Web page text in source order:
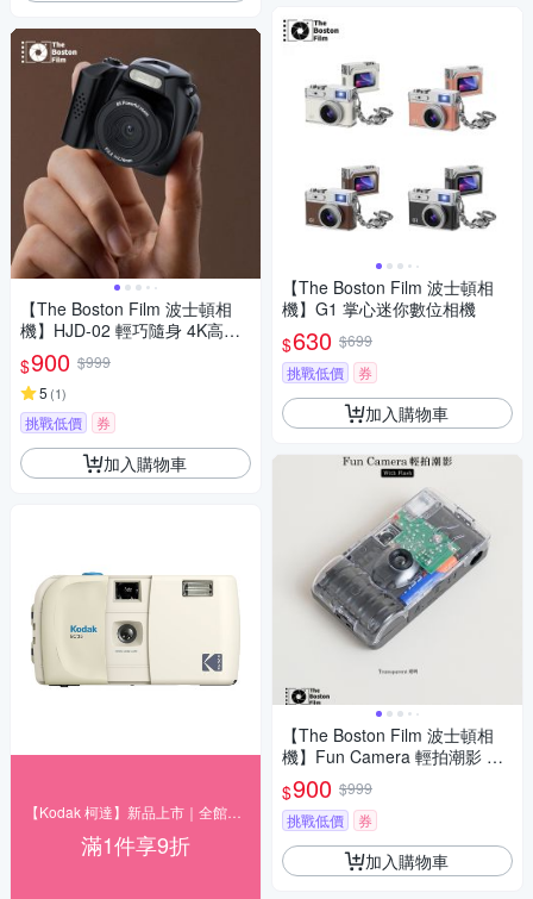
【The Boston Film 波士頓相
機】HJD-02 輕巧隨身 4K高畫
質迷你單眼數位相機
$900 $999
5 (1)
挑戰低價 券
加入購物車
滿1件享9折
【The Boston Film 波士頓相
機】G1 掌心迷你數位相機
$630 $699
挑戰低價
券
加入購物車
【The Boston Film 波士頓相
機】Fun Camera 輕拍潮影 一
次性帶閃光底片相機即可拍
$900 $999
挑戰低價
券
加入購物車